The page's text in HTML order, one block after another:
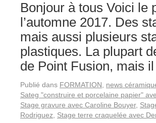
Bonjour à tous Voici le
l’automne 2017. Des
mais aussi plusieurs
plastiques. La plupart
de Point Fusion, mais
Publié dans FORMATION news
Sateg "construire et porcelaine papier"
Stage gravure avec Caroline Bouyer,
Rodriguez
Stage terre craquelée avec